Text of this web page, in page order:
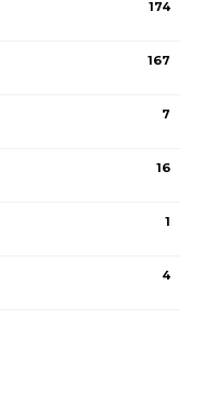
174
167
7
16
1
4